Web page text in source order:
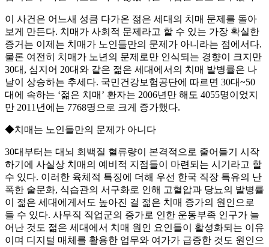
이 사건은 어느새 성큼 다가온 젊은 세대의 치매 문제를 돌아
보게 만든다. 치매가 사회적 문제라고 할 수 있는 가장 확실한
증거는 이제는 치매가 노인들만의 문제가 아니라는 점에서다.
물론 여전히 치매가 노년의 문제로만 인식되는 경향이 크지만
30대, 심지어 20대와 같은 젊은 세대에서의 치매 발병률은 나
날이 상승하는 추세다. 국민건강보험공단에 따르면 30대~50
대에 속하는 ‘젊은 치매’ 환자는 2006년만 해도 4055명이었지
만 2011년에는 7768명으로 크게 증가했다.
◆치매는 노인들만의 문제가 아니다
30대부터는 대뇌 회백질 혈류량이 본격적으로 줄어들기 시작
하기에 사실상 치매의 예비적 지점들이 마련되는 시기라고 할
수 있다. 이러한 육체적 특징에 더해 우선 한국 직장 특유의 난
폭한 술문화, 식습관의 서구화로 인해 고혈압과 당뇨의 발병률
이 젊은 세대에게서도 높아진 걸 젊은 치매 증가의 원인으로
들 수 있다. 사무직 직업군의 증가로 인한 운동부족 인구가 늘
어난 것도 젊은 세대에서 치매 원인 요인들이 활성화되는 이유
이며 디지털 매체를 활용한 업무와 여가가 급증한 것도 원인으